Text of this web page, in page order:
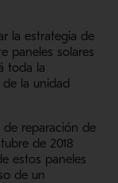
la estrategia de
paneles solares
toda la
la unidad
de reparación de
de 2018
estos paneles
de un